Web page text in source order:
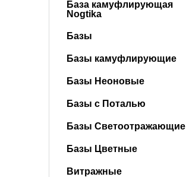
База камуфлирующая
Nogtika
Базы
Базы камуфлирующие
Базы Неоновые
Базы с Поталью
Базы Светоотражающие
Базы Цветные
Витражные